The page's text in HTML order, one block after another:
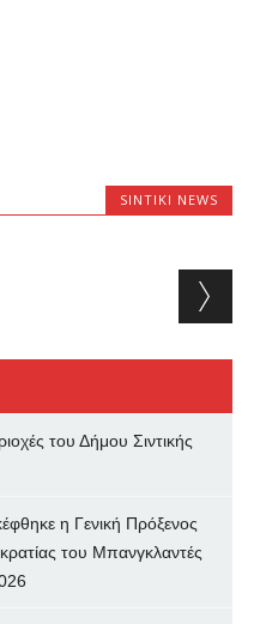
SINTIKI NEWS
του Δήμου Σιντικής
η Γενική Πρόξενος
του Μπανγκλαντές